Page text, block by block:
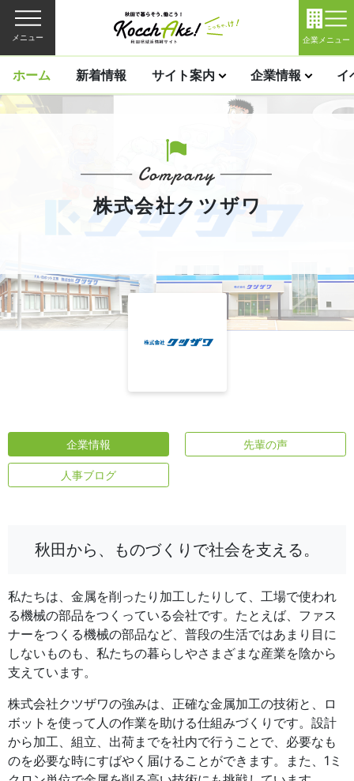
メニュー 企業メニュー
ホーム 新着情報 サイト案内 企業情報 イ
株式会社クツザワ
企業情報 先輩の声
人事ブログ
秋田から、ものづくりで社会を支える。
私たちは、金属を削ったり加工したりして、工場で使われ
る機械の部品をつくっている会社です。たとえば、ファス
ナーをつくる機械の部品など、普段の生活ではあまり目に
しないものも、私たちの暮らしやさまざまな産業を陰から
支えています。
株式会社クツザワの強みは、正確な金属加工の技術と、ロ
ボットを使って人の作業を助ける仕組みづくりです。設計
から加工、組立、出荷までを社内で行うことで、必要なも
のを必要な時にすばやく届けることができます。また、1ミ